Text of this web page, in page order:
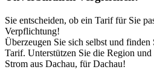
Sie entscheiden, ob ein Tarif für Sie
Verpflichtung!
Überzeugen Sie sich selbst und finden
Tarif. Unterstützen Sie die Region und
Strom aus Dachau, für Dachau!